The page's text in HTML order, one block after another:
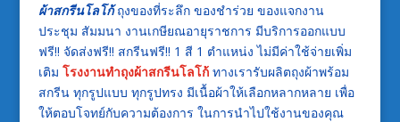
ผ้าสกรีนโลโก้ถุงของที่ระลึก ของชำร่วย ของแจกงาน
ประชุม สัมมนา งานเกษียณอายุราชการ มีบริการออกแบบ
ฟรี!! จัดส่งฟรี!! สกรีนฟรี!! 1 สี 1 ตำแหน่ง ไม่มีค่าใช้จ่ายเพิ่ม
เติม โรงงานทำถุงผ้าสกรีนโลโก้ทางเรารับผลิตถุงผ้าพร้อม
สกรีน ทุกรูปแบบ ทุกรูปทรง มีเนื้อผ้าให้เลือกหลากหลาย เพื่อ
ให้ตอบโจทย์กับความต้องการ ในการนำไปใช้งานของคุณ